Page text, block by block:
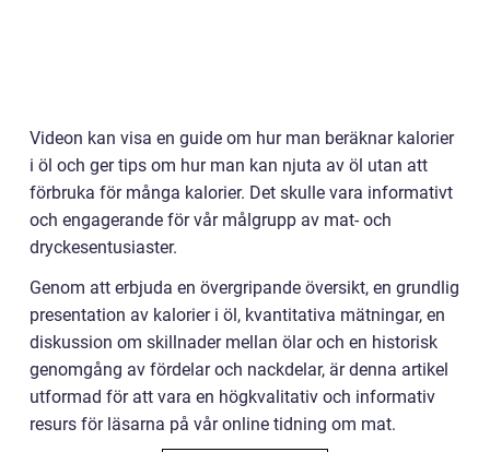
Videon kan visa en guide om hur man beräknar kalorier
i öl och ger tips om hur man kan njuta av öl utan att
förbruka för många kalorier. Det skulle vara informativt
och engagerande för vår målgrupp av mat- och
dryckesentusiaster.
Genom att erbjuda en övergripande översikt, en grundlig
presentation av kalorier i öl, kvantitativa mätningar, en
diskussion om skillnader mellan ölar och en historisk
genomgång av fördelar och nackdelar, är denna artikel
utformad för att vara en högkvalitativ och informativ
resurs för läsarna på vår online tidning om mat.